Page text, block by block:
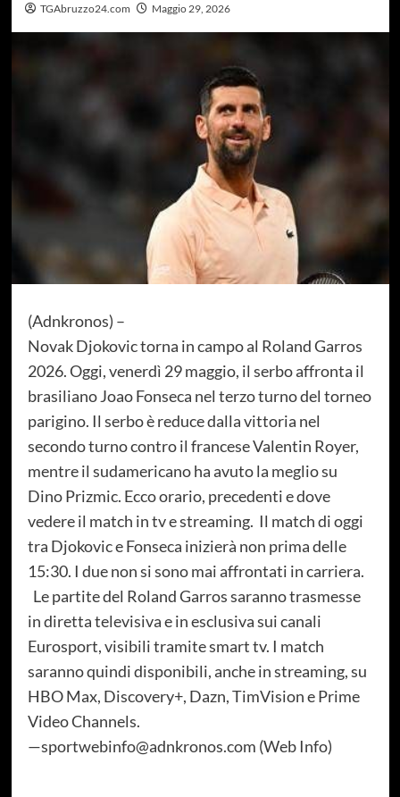
TGAbruzzo24.com Maggio 29, 2026
(Adnkronos) –
Novak Djokovic torna in campo al Roland Garros
2026. Oggi, venerdì 29 maggio, il serbo affronta il
brasiliano Joao Fonseca nel terzo turno del torneo
parigino. Il serbo è reduce dalla vittoria nel
secondo turno contro il francese Valentin Royer,
mentre il sudamericano ha avuto la meglio su
Dino Prizmic. Ecco orario, precedenti e dove
vedere il match in tv e streaming. Il match di oggi
tra Djokovic e Fonseca inizierà non prima delle
15:30. I due non si sono mai affrontati in carriera.
Le partite del Roland Garros saranno trasmesse
in diretta televisiva e in esclusiva sui canali
Eurosport, visibili tramite smart tv. I match
saranno quindi disponibili, anche in streaming, su
HBO Max, Discovery+, Dazn, TimVision e Prime
Video Channels.
—sportwebinfo@adnkronos.com (Web Info)